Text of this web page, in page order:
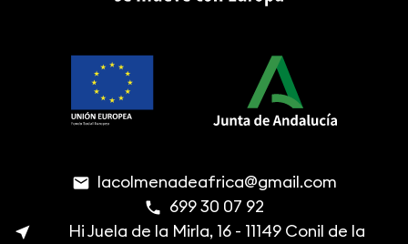
email lacolmenadeafrica@gmail.com
phone 699 30 07 92
near_me
Hi Juela de la Mirla, 16 - 11149 Conil de la